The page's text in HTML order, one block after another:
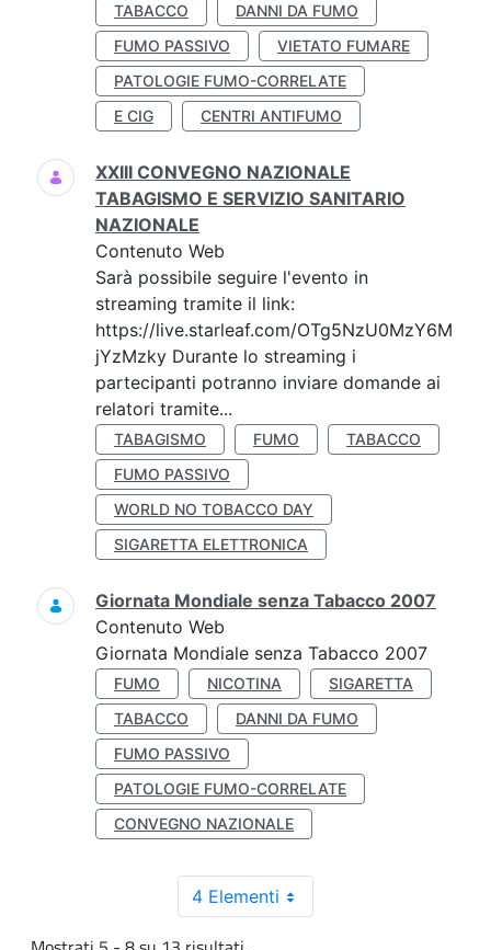
TABACCO
DANNI DA FUMO
FUMO PASSIVO
VIETATO FUMARE
PATOLOGIE FUMO-CORRELATE
E CIG
CENTRI ANTIFUMO
XXIII CONVEGNO NAZIONALE
TABAGISMO E SERVIZIO SANITARIO
NAZIONALE
Contenuto Web
Sarà possibile seguire l'evento in
streaming tramite il link:
https://live.starleaf.com/OTg5NzU0MzY6M
jYzMzky Durante lo streaming i
partecipanti potranno inviare domande ai
relatori tramite...
TABAGISMO FUMO
TABACCO
FUMO PASSIVO
WORLD NO TOBACCO DAY
SIGARETTA ELETTRONICA
Giornata Mondiale senza Tabacco 2007
Contenuto Web
Giornata Mondiale senza Tabacco 2007
FUMO NICOTINA
SIGARETTA
TABACCO
DANNI DA FUMO
FUMO PASSIVO
PATOLOGIE FUMO-CORRELATE
CONVEGNO NAZIONALE
4 Elementi